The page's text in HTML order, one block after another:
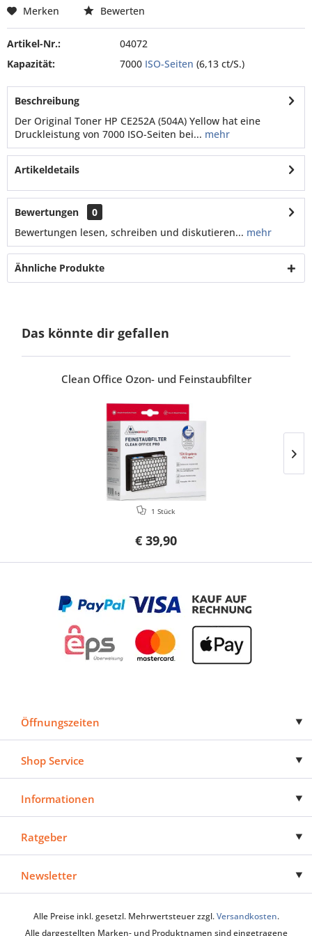
Merken Bewerten
Artikel-Nr.:
04072
Kapazität:
7000 ISO-Seiten (6,13 ct/S.)
Beschreibung
Der Original Toner HP CE252A (504A) Yellow hat eine
Druckleistung von 7000 ISO-Seiten bei... mehr
Artikeldetails
Bewertungen
0
Bewertungen lesen, schreiben und diskutieren... mehr
Ähnliche Produkte
Das könnte dir gefallen
Clean Office Ozon- und Feinstaubfilter
€ 39,90
1 Stück
Öffnungszeiten
Shop Service
Informationen
Ratgeber
Newsletter
Alle Preise inkl. gesetzl. Mehrwertsteuer zzgl.Versandkosten.
Alle dargestellten Marken- und Produktnamen sind eingetragene